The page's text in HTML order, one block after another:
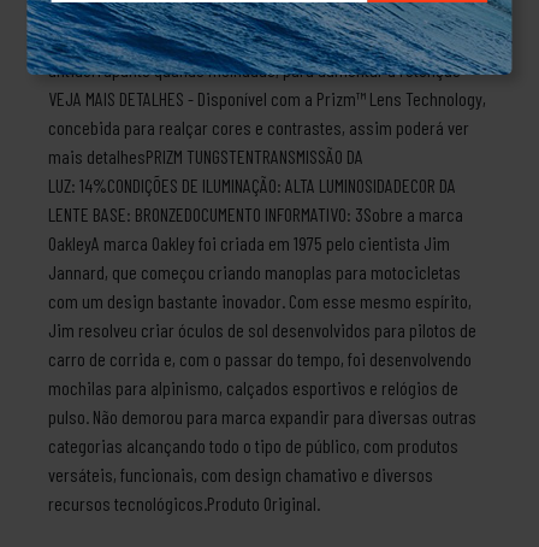
lugar• ADERÊNCIA ANTIDERRAPANTE: As ponteiras das hastes em
Unobtainium® proporcionam uma ótima aderência
antiderrapante quando molhadas, para aumentar a retenção•
VEJA MAIS DETALHES - Disponível com a Prizm™ Lens Technology,
concebida para realçar cores e contrastes, assim poderá ver
mais detalhesPRIZM TUNGSTENTRANSMISSÃO DA
LUZ: 14%CONDIÇÕES DE ILUMINAÇÃO: ALTA LUMINOSIDADECOR DA
LENTE BASE: BRONZEDOCUMENTO INFORMATIVO: 3Sobre a marca
OakleyA marca Oakley foi criada em 1975 pelo cientista Jim
Jannard, que começou criando manoplas para motocicletas
com um design bastante inovador. Com esse mesmo espírito,
Jim resolveu criar óculos de sol desenvolvidos para pilotos de
carro de corrida e, com o passar do tempo, foi desenvolvendo
mochilas para alpinismo, calçados esportivos e relógios de
pulso. Não demorou para marca expandir para diversas outras
categorias alcançando todo o tipo de público, com produtos
versáteis, funcionais, com design chamativo e diversos
recursos tecnológicos.Produto Original.